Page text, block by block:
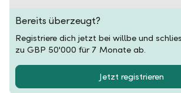
Bereits überzeugt?
Registriere dich jetzt bei willbe und
zu GBP 50'000 für 7 Monate ab.
Jetzt registrieren